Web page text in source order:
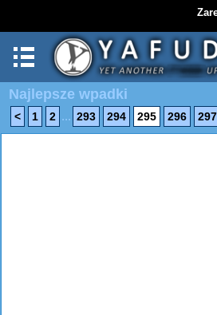
Najlepsze wpadki
< 1 2 ... 293 294 295 296 297